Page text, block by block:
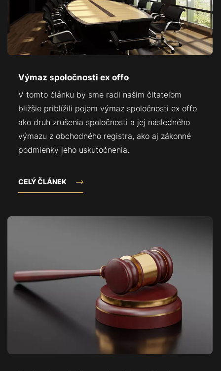
Výmaz spoločnosti ex offo
V tomto článku by sme radi našim čitateľom
bližšie priblížili pojem výmaz spoločnosti ex offo
ako druh zrušenia spoločnosti a jej následného
výmazu z obchodného registra, ako aj zákonné
podmienky jeho uskutočnenia.
CELÝ ČLÁNEK